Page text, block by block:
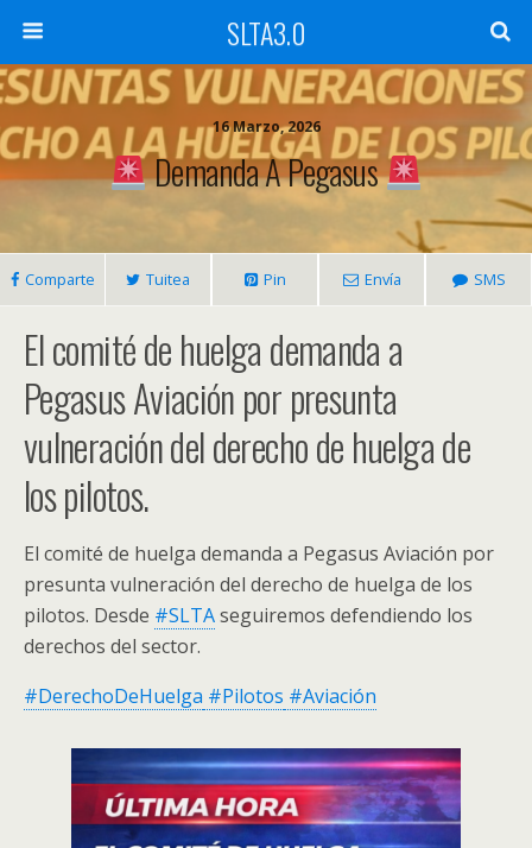
SLTA3.0
16 Marzo, 2026
Demanda A Pegasus
Comparte Tuitea Pin Envía SMS
El comité de huelga demanda a
Pegasus Aviación por presunta
vulneración del derecho de huelga de
los pilotos.
El comité de huelga demanda a Pegasus Aviación por
presunta vulneración del derecho de huelga de los
pilotos. Desde #SLTAseguiremos defendiendo los
derechos del sector.
#DerechoDeHuelga #Pilotos #Aviación